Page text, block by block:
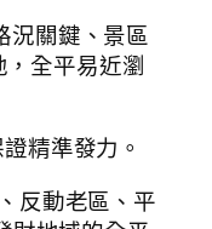
況關鍵、景區
，全平易近瀏
精準發力。
反動老區、平